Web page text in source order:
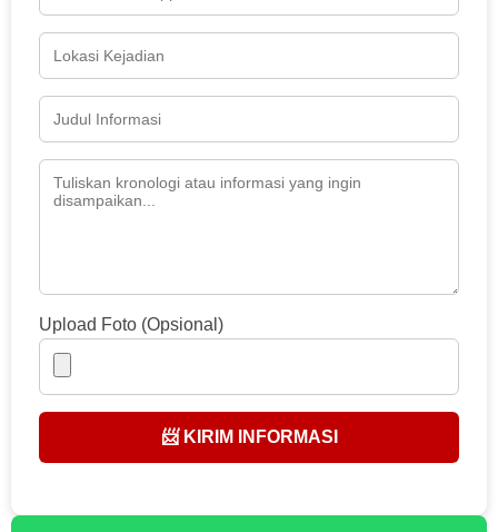
Upload Foto (Opsional)
📨 KIRIM INFORMASI